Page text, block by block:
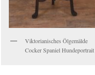
Viktorianisches Ölgemälde
Cocker Spaniel Hundeportrait